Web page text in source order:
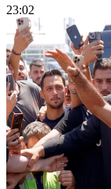
23:02